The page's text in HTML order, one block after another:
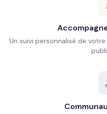
Un suivi personnalisé de